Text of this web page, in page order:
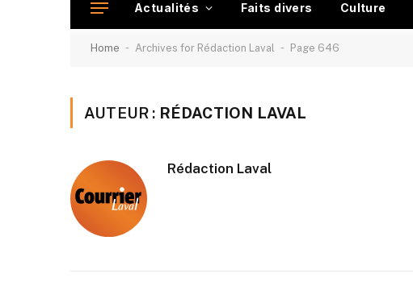
Actualités Faits divers Culture
Home - Archives for Rédaction Laval - Page 646
AUTEUR : RÉDACTION LAVAL
Rédaction Laval